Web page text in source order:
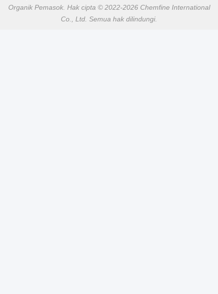
Organik Pemasok. Hak cipta © 2022-2026 Chemfine International
Co., Ltd. Semua hak dilindungi.